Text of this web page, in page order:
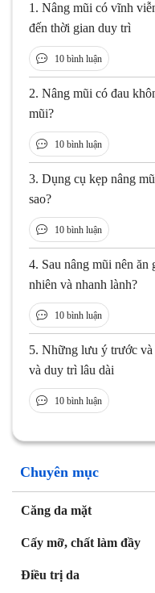
Chuyên mục
Căng da mặt
Cấy mỡ, chất làm đầy
Điều trị da
1. Nâng mũi có vĩnh
đến thời gian duy trì
10 bình luận
2. Nâng mũi có đau
mũi?
10 bình luận
3. Dụng cụ kẹp nâng
sao?
10 bình luận
4. Sau nâng mũi nên
nhiên và nhanh lành?
10 bình luận
5. Những lưu ý trước và
và duy trì lâu dài
10 bình luận